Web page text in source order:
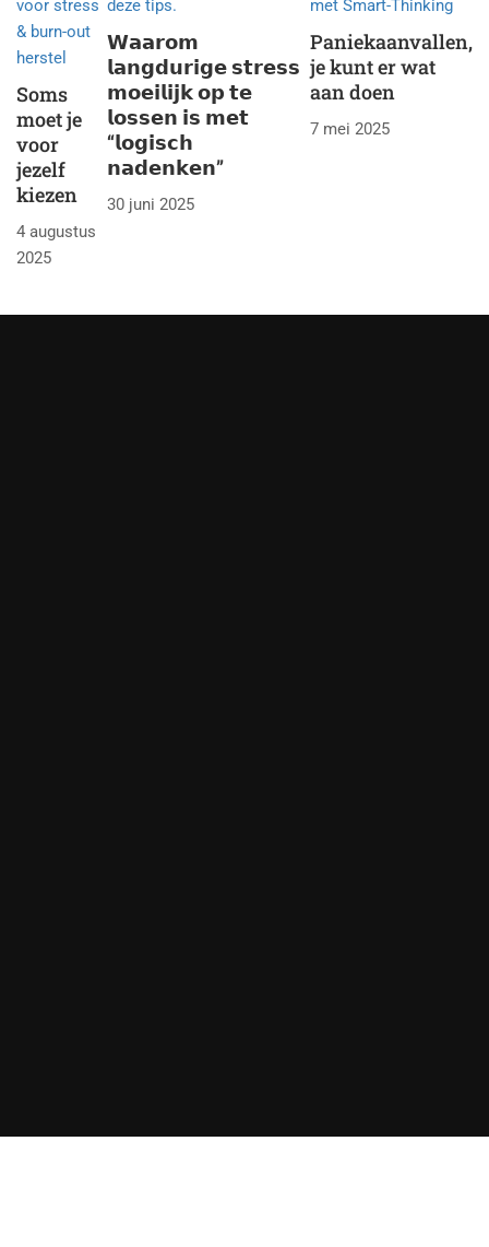
Soms
moet je
voor
jezelf
kiezen
4 augustus
2025
𝗪𝗮𝗮𝗿𝗼𝗺
𝗹𝗮𝗻𝗴𝗱𝘂𝗿𝗶𝗴𝗲 𝘀𝘁𝗿𝗲𝘀𝘀
𝗺𝗼𝗲𝗶𝗹𝗶𝗷𝗸 𝗼𝗽 𝘁𝗲
𝗹𝗼𝘀𝘀𝗲𝗻 𝗶𝘀 𝗺𝗲𝘁
“𝗹𝗼𝗴𝗶𝘀𝗰𝗵
𝗻𝗮𝗱𝗲𝗻𝗸𝗲𝗻”
30 juni 2025
Paniekaanvallen,
je kunt er wat
aan doen
7 mei 2025